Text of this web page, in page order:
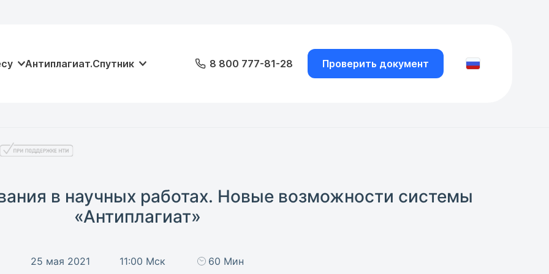
Антиплагиат.Спутник 8 800 777-81-28 Проверить документ
в научных работах. Новые возможности системы
«Антиплагиат»
25 мая 2021 11:00 Мск 60 Мин